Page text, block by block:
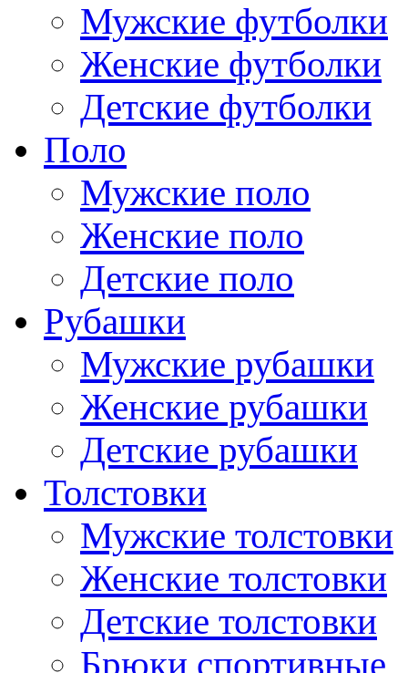
Мужские футболки
Женские футболки
Детские футболки
Поло
Мужские поло
Женские поло
Детские поло
Рубашки
Мужские рубашки
Женские рубашки
Детские рубашки
Толстовки
Мужские толстовки
Женские толстовки
Детские толстовки
Брюки спортивные